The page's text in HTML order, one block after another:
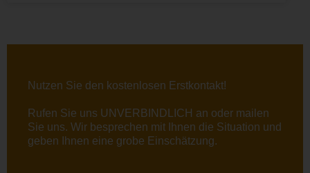
Nutzen Sie den kostenlosen Erstkontakt!
Rufen Sie uns UNVERBINDLICH an oder mailen
Sie uns. Wir besprechen mit Ihnen die Situation und
geben Ihnen eine grobe Einschätzung.